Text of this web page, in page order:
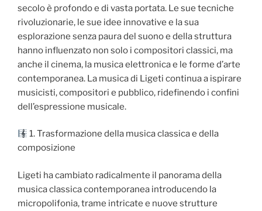
secolo è profondo e di vasta portata. Le sue tecniche
rivoluzionarie, le sue idee innovative e la sua
esplorazione senza paura del suono e della struttura
hanno influenzato non solo i compositori classici, ma
anche il cinema, la musica elettronica e le forme d’arte
contemporanea. La musica di Ligeti continua a ispirare
musicisti, compositori e pubblico, ridefinendo i confini
dell’espressione musicale.
1. Trasformazione della musica classica e della
composizione
Ligeti ha cambiato radicalmente il panorama della
musica classica contemporanea introducendo la
micropolifonia, trame intricate e nuove strutture